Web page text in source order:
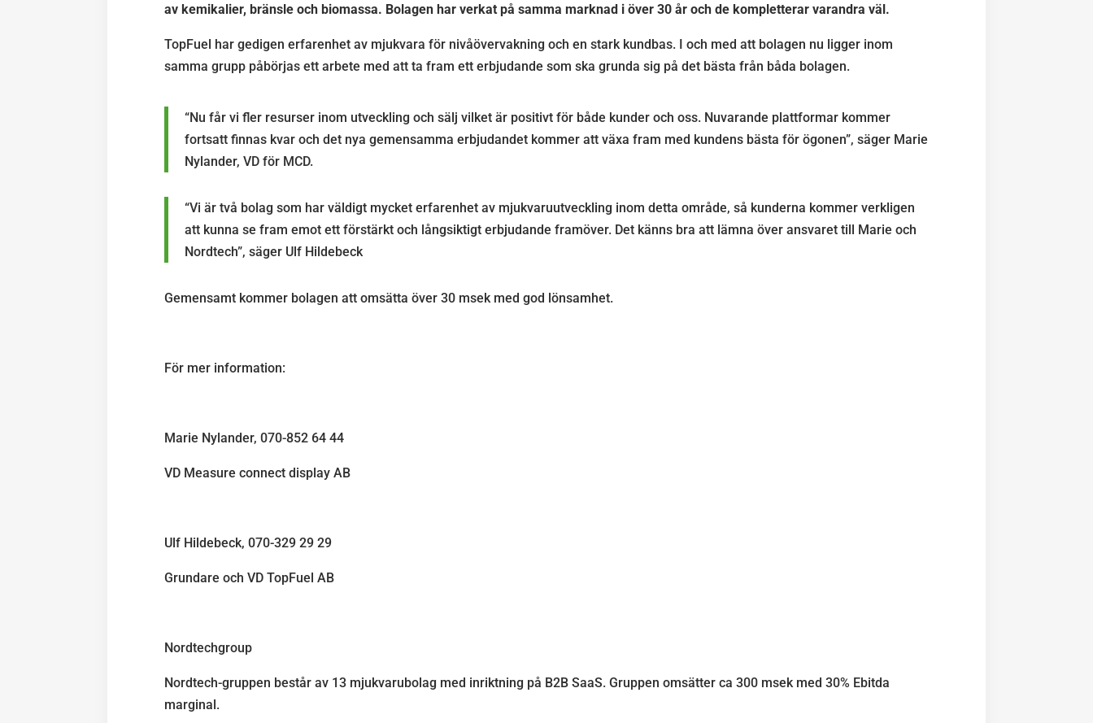
av kemikalier, bränsle och biomassa. Bolagen har verkat på samma marknad i över 30 år och de kompletterar varandra väl.
TopFuel har gedigen erfarenhet av mjukvara för nivåövervakning och en stark kundbas. I och med att bolagen nu ligger inom
samma grupp påbörjas ett arbete med att ta fram ett erbjudande som ska grunda sig på det bästa från båda bolagen.
“Nu får vi fler resurser inom utveckling och sälj vilket är positivt för både kunder och oss. Nuvarande plattformar kommer
fortsatt finnas kvar och det nya gemensamma erbjudandet kommer att växa fram med kundens bästa för ögonen”, säger Marie
Nylander, VD för MCD.
“Vi är två bolag som har väldigt mycket erfarenhet av mjukvaruutveckling inom detta område, så kunderna kommer verkligen
att kunna se fram emot ett förstärkt och långsiktigt erbjudande framöver. Det känns bra att lämna över ansvaret till Marie och
Nordtech”, säger Ulf Hildebeck
Gemensamt kommer bolagen att omsätta över 30 msek med god lönsamhet.
För mer information:
Marie Nylander, 070-852 64 44
VD Measure connect display AB
Ulf Hildebeck, 070-329 29 29
Grundare och VD TopFuel AB
Nordtechgroup
Nordtech-gruppen består av 13 mjukvarubolag med inriktning på B2B SaaS. Gruppen omsätter ca 300 msek med 30% Ebitda
marginal.